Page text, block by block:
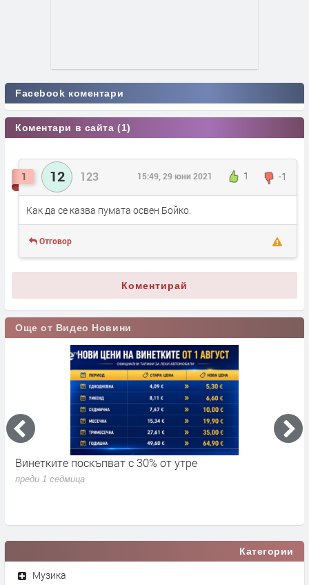
Facebook коментари
Коментари в сайта (1)
1 12 123 1 -1
15:49, 29 юни 2021
Как да се казва пумата освен Бойко.
Отговор
Коментирай
Още от Видео Новини
Винетките поскъпват с 30% от утре
преди 1 седмица
Категории
Музика